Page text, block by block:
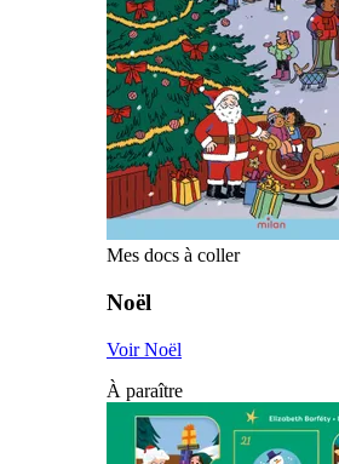
Mes docs à coller
Noël
Voir Noël
À paraître